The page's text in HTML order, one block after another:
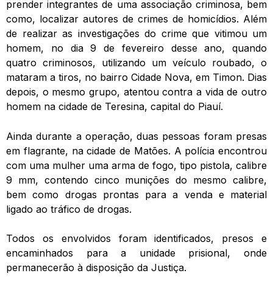
prender integrantes de uma associação criminosa, bem
como, localizar autores de crimes de homicídios. Além
de realizar as investigações do crime que vitimou um
homem, no dia 9 de fevereiro desse ano, quando
quatro criminosos, utilizando um veículo roubado, o
mataram a tiros, no bairro Cidade Nova, em Timon. Dias
depois, o mesmo grupo, atentou contra a vida de outro
homem na cidade de Teresina, capital do Piauí.
Ainda durante a operação, duas pessoas foram presas
em flagrante, na cidade de Matões. A polícia encontrou
com uma mulher uma arma de fogo, tipo pistola, calibre
9 mm, contendo cinco munições do mesmo calibre,
bem como drogas prontas para a venda e material
ligado ao tráfico de drogas.
Todos os envolvidos foram identificados, presos e
encaminhados para a unidade prisional, onde
permanecerão à disposição da Justiça.